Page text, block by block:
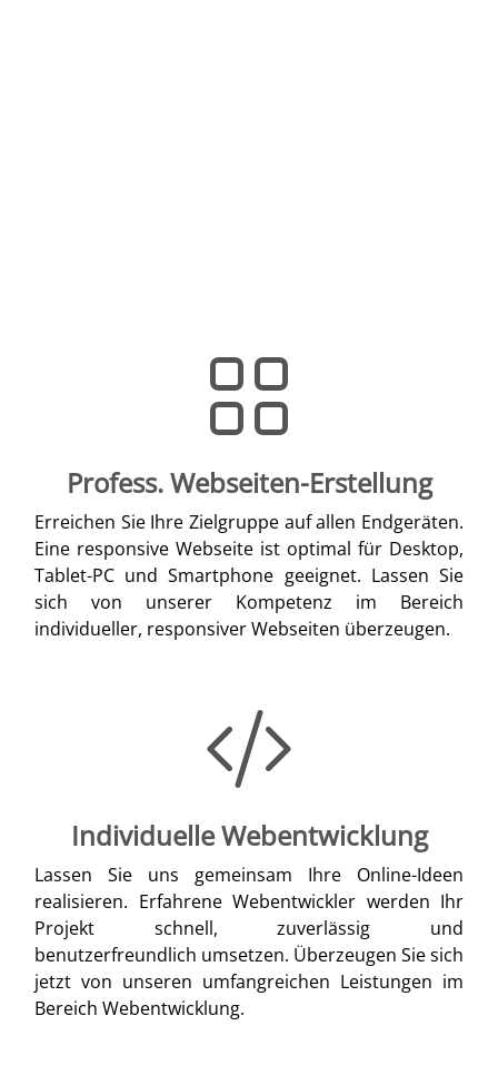
Profess. Webseiten-Erstellung
Erreichen Sie Ihre Zielgruppe auf allen Endgeräten.
Eine responsive Webseite ist optimal für Desktop,
Tablet-PC und Smartphone geeignet. Lassen Sie
sich von unserer Kompetenz im Bereich
individueller, responsiver Webseiten überzeugen.
Individuelle Webentwicklung
Lassen Sie uns gemeinsam Ihre Online-Ideen
realisieren. Erfahrene Webentwickler werden Ihr
Projekt schnell, zuverlässig und
benutzerfreundlich umsetzen. Überzeugen Sie sich
jetzt von unseren umfangreichen Leistungen im
Bereich Webentwicklung.